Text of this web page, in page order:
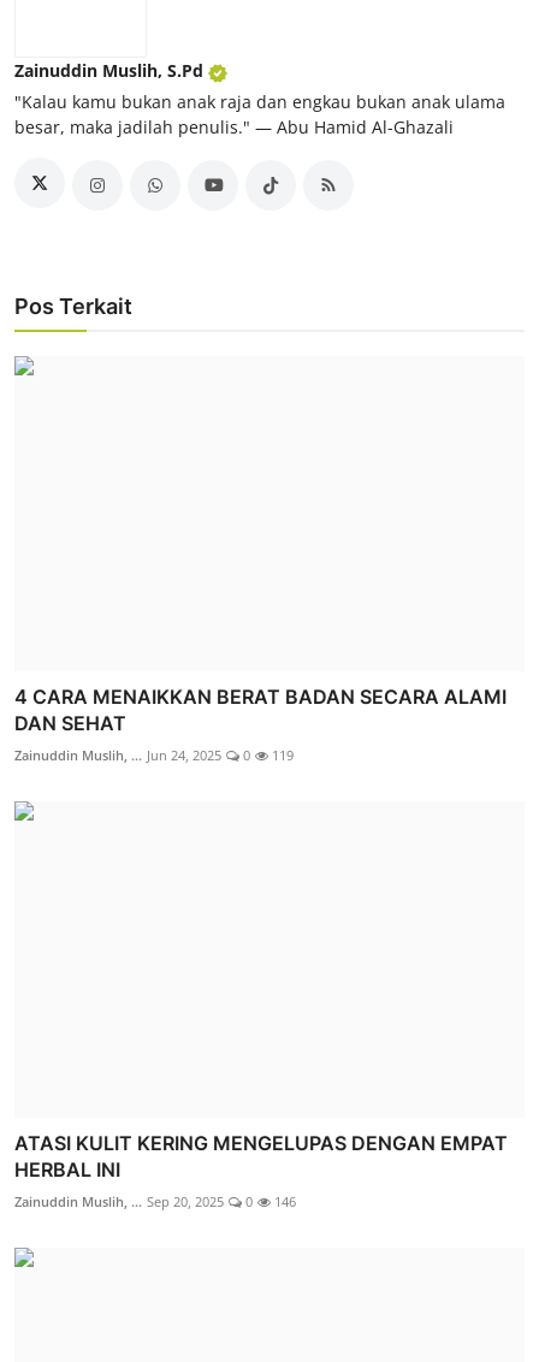
Zainuddin Muslih, S.Pd
"Kalau kamu bukan anak raja dan engkau bukan anak ulama
besar, maka jadilah penulis." ― Abu Hamid Al-Ghazali
Pos Terkait
4 CARA MENAIKKAN BERAT BADAN SECARA ALAMI
DAN SEHAT
Zainuddin Muslih, ... Jun 24, 2025 0 119
ATASI KULIT KERING MENGELUPAS DENGAN EMPAT
HERBAL INI
Zainuddin Muslih, ... Sep 20, 2025 0 146